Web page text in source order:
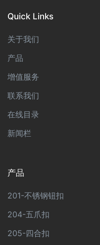
Quick Links
关于我们
产品
增值服务
联系我们
在线目录
新闻栏
产品
201-不锈钢钮扣
204-五爪扣
205-四合扣